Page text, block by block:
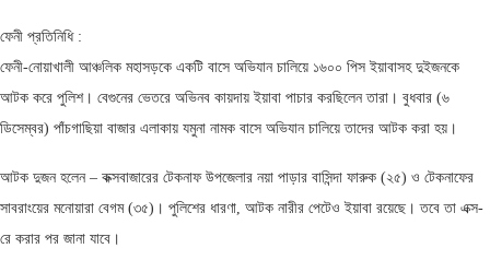
ফেনী প্রতিনিধি :
ফেনী-নোয়াখালী আঞ্চলিক মহাসড়কে একটি বাসে অভিযান চালিয়ে ১৬০০ পিস ইয়াবাসহ দুইজনকে
আটক করে পুলিশ। বেগুনের ভেতরে অভিনব কায়দায় ইয়াবা পাচার করছিলেন তারা। বুধবার (৬
ডিসেম্বর) পাঁচগাছিয়া বাজার এলাকায় যমুনা নামক বাসে অভিযান চালিয়ে তাদের আটক করা হয়।
আটক দুজন হলেন – কক্সবাজারের টেকনাফ উপজেলার নয়া পাড়ার বাসিন্দা ফারুক (২৫) ও টেকনাফের
সাবরাংয়ের মনোয়ারা বেগম (৩৫)। পুলিশের ধারণা, আটক নারীর পেটেও ইয়াবা রয়েছে। তবে তা এক্স-
রে করার পর জানা যাবে।